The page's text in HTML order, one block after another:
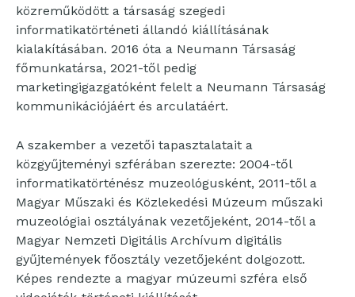
közreműködött a társaság szegedi
informatikatörténeti állandó kiállításának
kialakításában. 2016 óta a Neumann Társaság
főmunkatársa, 2021-től pedig
marketingigazgatóként felelt a Neumann Társaság
kommunikációjáért és arculatáért.
A szakember a vezetői tapasztalatait a
közgyűjteményi szférában szerezte: 2004-től
informatikatörténész muzeológusként, 2011-től a
Magyar Műszaki és Közlekedési Múzeum műszaki
muzeológiai osztályának vezetőjeként, 2014-től a
Magyar Nemzeti Digitális Archívum digitális
gyűjtemények főosztály vezetőjeként dolgozott.
Képes rendezte a magyar múzeumi szféra első